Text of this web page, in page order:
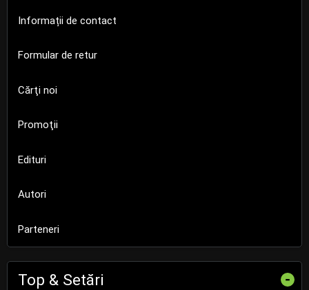
Informații de contact
Formular de retur
Cărţi noi
Promoţii
Edituri
Autori
Parteneri
Top & Setări -